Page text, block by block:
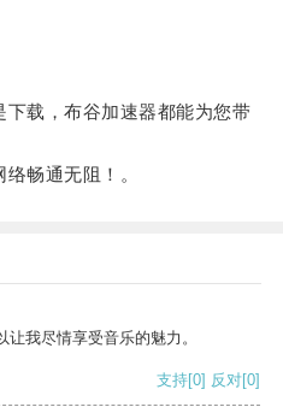
载，布谷加速器都能为您带
畅通无阻！。
我尽情享受音乐的魅力。
支持[0] 反对[0]